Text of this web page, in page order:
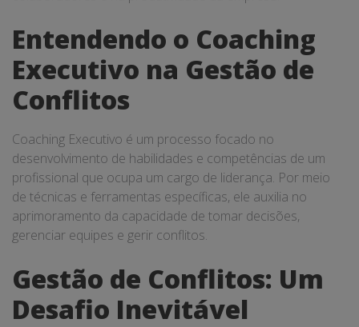
Entendendo o Coaching
Executivo na Gestão de
Conflitos
Coaching Executivo é um processo focado no
desenvolvimento de habilidades e competências de um
profissional que ocupa um cargo de liderança. Por meio
de técnicas e ferramentas específicas, ele auxilia no
aprimoramento da capacidade de tomar decisões,
gerenciar equipes e gerir conflitos.
Gestão de Conflitos: Um
Desafio Inevitável